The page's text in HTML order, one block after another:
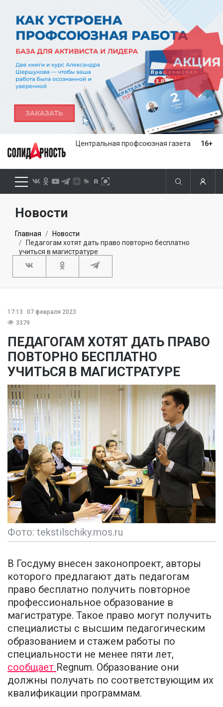
Центральная профсоюзная газета 16+
Новости
Главная
Новости
Педагогам хотят дать право повторно бесплатно
учиться в магистратуре
17:13
07 февраля 2023
3379
ПЕДАГОГАМ ХОТЯТ ДАТЬ ПРАВО
ПОВТОРНО БЕСПЛАТНО
УЧИТЬСЯ В МАГИСТРАТУРЕ
Фото: tekstilschiky.mos.ru
В Госдуму внесен законопроект, авторы
которого предлагают дать педагогам
право бесплатно получить повторное
профессиональное образование в
магистратуре. Такое право могут получить
специалисты с высшим педагогическим
образованием и стажем работы по
специальности не менее пяти лет,
сообщает Regnum. Образование они
должны получать по соответствующим их
квалификации программам.